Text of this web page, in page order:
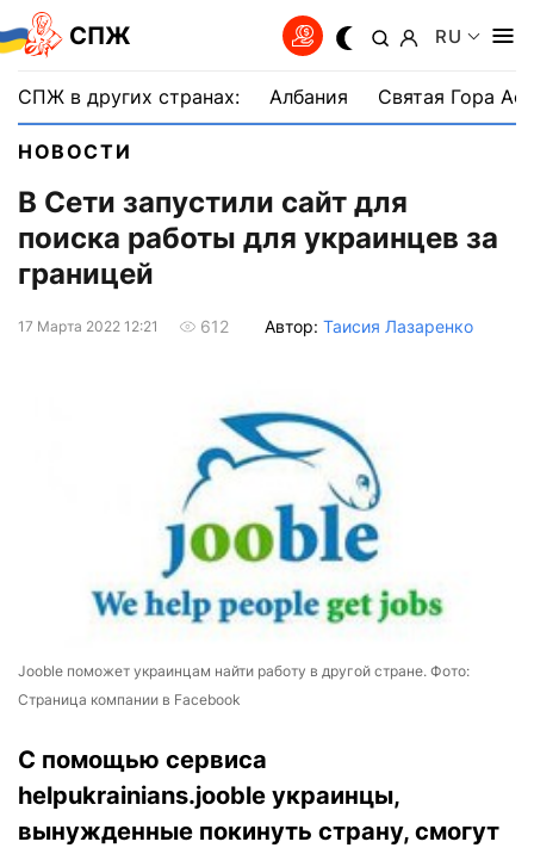
СПЖ RU
СПЖ в других странах: Албания Святая Гора
НОВОСТИ
В Сети запустили сайт для
поиска работы для украинцев за
границей
17 Марта 2022 12:21 612 Автор: Таисия Лазаренко
Jooble поможет украинцам найти работу в другой стране. Фото:
Страница компании в Facebook
С помощью сервиса
helpukrainians.jooble украинцы,
вынужденные покинуть страну, смогут